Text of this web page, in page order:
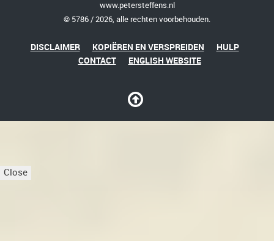
www.petersteffens.nl
© 5786 / 2026, alle rechten voorbehouden.
DISCLAIMER KOPIËREN EN VERSPREIDEN
HULP
CONTACT
ENGLISH WEBSITE
Close